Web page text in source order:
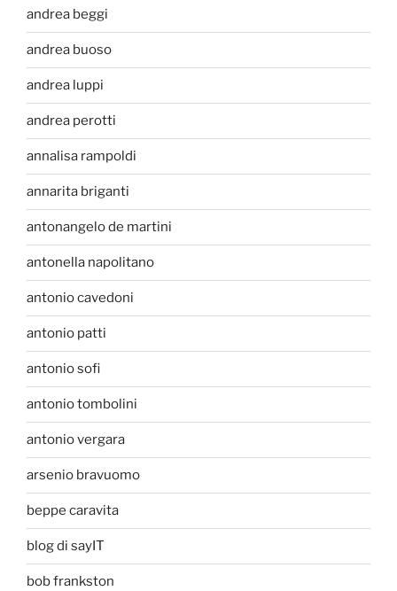
andrea beggi
andrea buoso
andrea luppi
andrea perotti
annalisa rampoldi
annarita briganti
antonangelo de martini
antonella napolitano
antonio cavedoni
antonio patti
antonio sofi
antonio tombolini
antonio vergara
arsenio bravuomo
beppe caravita
blog di sayIT
bob frankston